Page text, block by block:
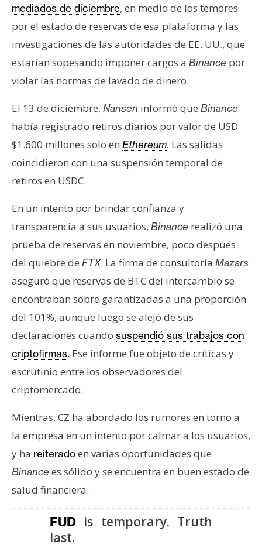
mediados de diciembre, en medio de los temores
por el estado de reservas de esa plataforma y las
investigaciones de las autoridades de EE. UU., que
estarían sopesando imponer cargos a Binance por
violar las normas de lavado de dinero.
El 13 de diciembre, Nansen informó que Binance
había registrado retiros diarios por valor de USD
$1.600 millones solo en Ethereum. Las salidas
coincidieron con una suspensión temporal de
retiros en USDC.
En un intento por brindar confianza y
transparencia a sus usuarios, Binance realizó una
prueba de reservas en noviembre, poco después
del quiebre de FTX. La firma de consultoría Mazars
aseguró que reservas de BTC del intercambio se
encontraban sobre garantizadas a una proporción
del 101%, aunque luego se alejó de sus
declaraciones cuando suspendió sus trabajos con
criptofirmas. Ese informe fue objeto de críticas y
escrutinio entre los observadores del
criptomercado.
Mientras, CZ ha abordado los rumores en torno a
la empresa en un intento por calmar a los usuarios,
y ha reiteradoen varias oportunidades que
Binance es sólido y se encuentra en buen estado de
salud financiera.
FUD is temporary. Truth
last.